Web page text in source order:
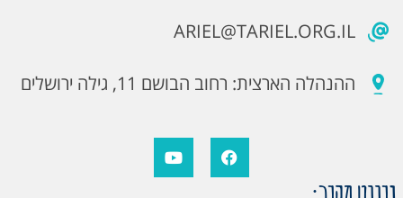
ARIEL@TARIEL.ORG.IL
ההנהלה הארצית: רחוב הבושם 11, גילה ירושלים